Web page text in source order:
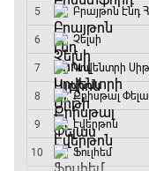
Փ/Ֆ Մաքս
անատոմիա
21:00 - 23:20
23:20 - 23:45